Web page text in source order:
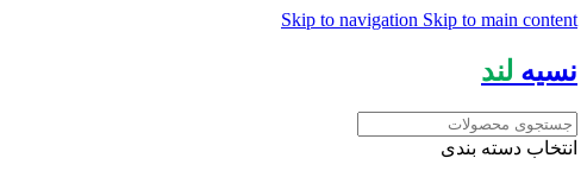
Skip to navigation Skip to main content
نسیه لند
انتخاب دسته بندی